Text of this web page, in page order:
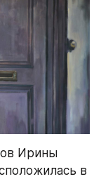
Ирины
в